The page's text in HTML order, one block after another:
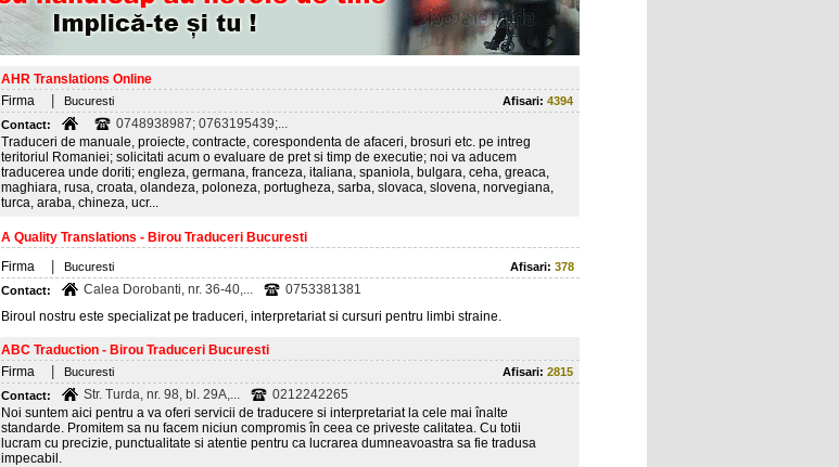
AHR Translations Online
Firma
Bucuresti Afisari: 4394
Contact:
0748938987; 0763195439;...
Traduceri de manuale, proiecte, contracte, corespondenta de afaceri, brosuri etc. pe intreg
teritoriul Romaniei; solicitati acum o evaluare de pret si timp de executie; noi va aducem
traducerea unde doriti; engleza, germana, franceza, italiana, spaniola, bulgara, ceha, greaca,
maghiara, rusa, croata, olandeza, poloneza, portugheza, sarba, slovaca, slovena, norvegiana,
turca, araba, chineza, ucr...
A Quality Translations - Birou Traduceri Bucuresti
Firma
Bucuresti Afisari: 378
Contact:
Calea Dorobanti, nr. 36-40,...
0753381381
Biroul nostru este specializat pe traduceri, interpretariat si cursuri pentru limbi straine.
ABC Traduction - Birou Traduceri Bucuresti
Firma
Bucuresti Afisari: 2815
Contact:
Str. Turda, nr. 98, bl. 29A,...
0212242265
Noi suntem aici pentru a va oferi servicii de traducere si interpretariat la cele mai înalte
standarde. Promitem sa nu facem niciun compromis în ceea ce priveste calitatea. Cu totii
lucram cu precizie, punctualitate si atentie pentru ca lucrarea dumneavoastra sa fie tradusa
impecabil.